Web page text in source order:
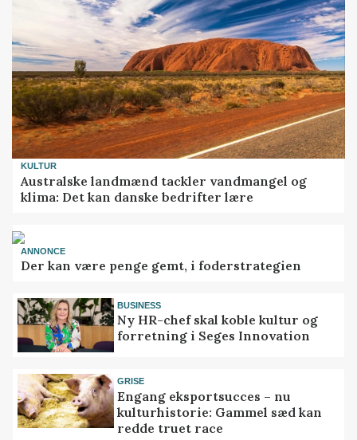
KULTUR
Australske landmænd tackler vandmangel og
klima: Det kan danske bedrifter lære
ANNONCE
Der kan være penge gemt, i foderstrategien
BUSINESS
Ny HR-chef skal koble kultur og
forretning i Seges Innovation
GRISE
Engang eksportsucces – nu
kulturhistorie: Gammel sæd kan
redde truet race